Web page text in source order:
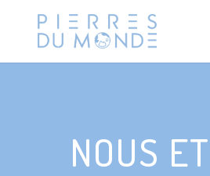
NOUS